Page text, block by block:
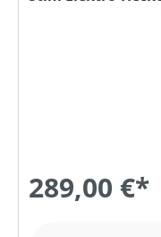
289,00 €*